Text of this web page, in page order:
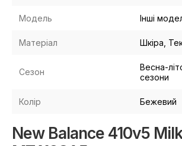
Модель Інші
Матеріал Шкіра,
Сезон
Весна-
сезони
Колір Бежевий
New Balance 410v5